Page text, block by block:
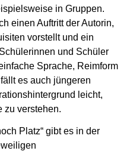
in Gruppen.
einen Auftritt der Autorin,
vorstellt und ein
und Schüler
Sprache, Reimform
es auch jüngeren
leicht,
zu verstehen.
Platz“ gibt es in der